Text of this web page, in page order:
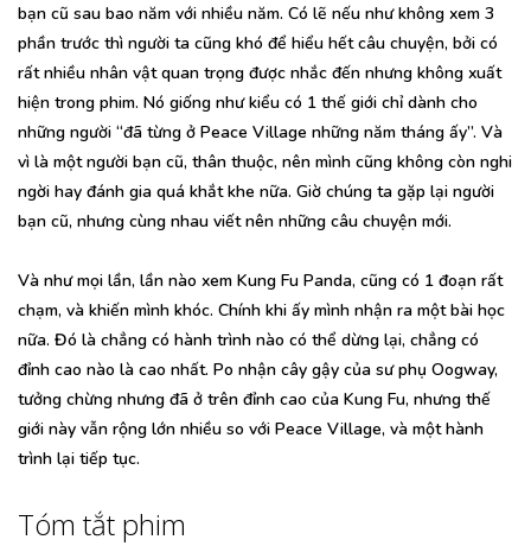
bạn cũ sau bao năm với nhiều năm. Có lẽ nếu như không xem 3
phần trước thì người ta cũng khó để hiểu hết câu chuyện, bởi có
rất nhiều nhân vật quan trọng được nhắc đến nhưng không xuất
hiện trong phim. Nó giống như kiểu có 1 thế giới chỉ dành cho
những người “đã từng ở Peace Village những năm tháng ấy”. Và
vì là một người bạn cũ, thân thuộc, nên mình cũng không còn nghi
ngời hay đánh gia quá khắt khe nữa. Giờ chúng ta gặp lại người
bạn cũ, nhưng cùng nhau viết nên những câu chuyện mới.
Và như mọi lần, lần nào xem Kung Fu Panda, cũng có 1 đoạn rất
chạm, và khiến mình khóc. Chính khi ấy mình nhận ra một bài học
nữa. Đó là chẳng có hành trình nào có thể dừng lại, chẳng có
đỉnh cao nào là cao nhất. Po nhận cây gậy của sư phụ Oogway,
tưởng chừng nhưng đã ở trên đỉnh cao của Kung Fu, nhưng thế
giới này vẫn rộng lớn nhiều so với Peace Village, và một hành
trình lại tiếp tục.
Tóm tắt phim